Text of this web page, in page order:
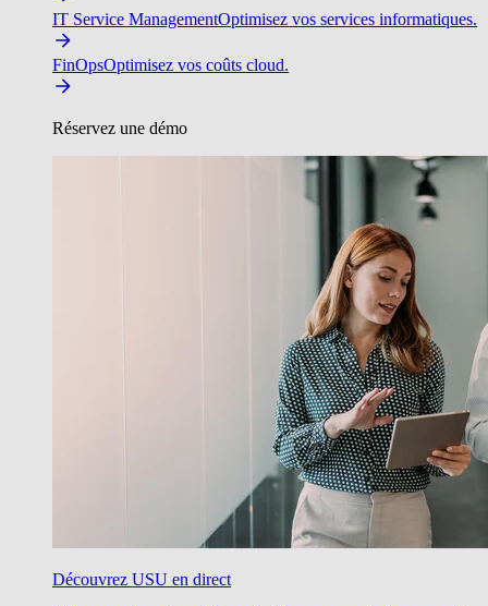
IT Service ManagementOptimisez vos services informatiques.
FinOpsOptimisez vos coûts cloud.
Réservez une démo
Découvrez USU en direct